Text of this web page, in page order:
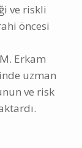
ve riskli
öncesi
Erkam
uzman
ve risk